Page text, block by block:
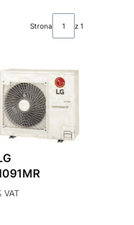
Strona z 1
VAT